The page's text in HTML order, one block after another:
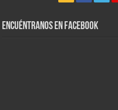
Encuéntranos en Facebook